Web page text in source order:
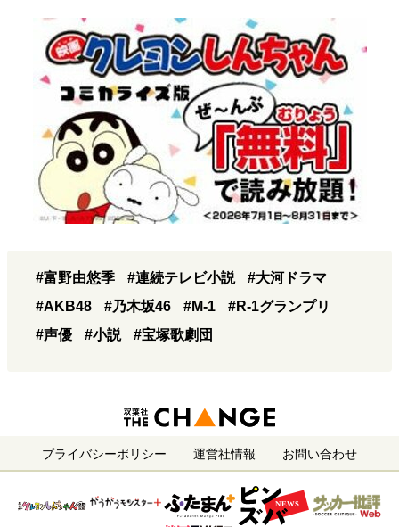
#富野由悠季 #連続テレビ小説
#大河ドラマ
#AKB48
#乃木坂46 #M-1
#R-1グランプリ
#声優
#小説 #宝塚歌劇団
プライバシーポリシー 運営社情報 お問い合わせ